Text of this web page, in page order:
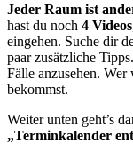
Jeder Raum ist
hast du noch 4 Videos
eingehen. Suche dir
paar zusätzliche
Fälle anzusehen.
bekommst.
Weiter unten geht’s
„Terminkalender